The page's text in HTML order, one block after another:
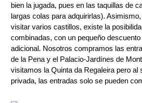
bien la jugada, pues en las taquillas de
largas colas para adquirirlas).
visitar varios castillos, existe la
combinadas, con un pequeño
adicional. Nosotros compramos las
de la Pena y el Palacio-Jardínes de
visitamos la Quinta da Regaleira pero al
privada, las entradas solo se pueden